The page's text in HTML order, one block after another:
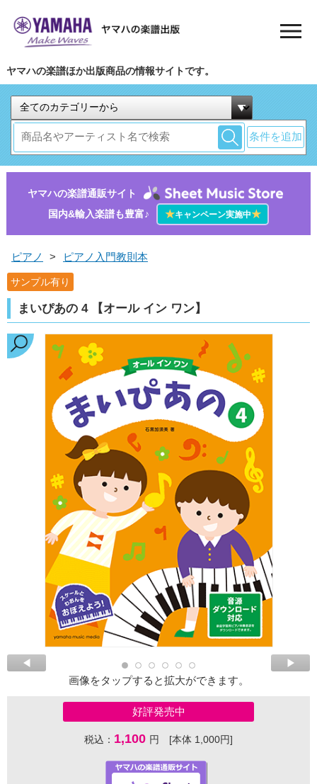
ヤマハの楽譜ほか出版商品の情報サイトです。
条件を追加
ヤマハの楽譜通販サイト
国内&輸入楽譜も豊富♪
★キャンペーン実施中★
ピアノ > ピアノ入門教則本
サンプル有り
まいぴあの 4 【オール イン ワン】
画像をタップすると拡大ができます。
好評発売中
税込： 1,100 円 [本体 1,000円]